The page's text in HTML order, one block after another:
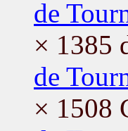
de
× 1385
de
× 1508